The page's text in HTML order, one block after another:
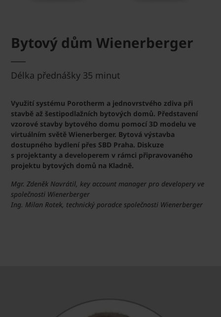
Bytový dům Wienerberger
Délka přednášky 35 minut
Využití systému Porotherm a jednovrstvého zdiva při
stavbě až šestipodlažních bytových domů. Představení
vzorové stavby bytového domu pomocí 3D modelu ve
virtuálním světě Wienerberger. Bytová výstavba
dostupného bydlení přes SBD Praha. Diskuze
s projektanty a developerem v rámci připravovaného
projektu bytových domů na Kladně.
Mgr. Zdeněk Navrátil, key account manager pro developery ve
společnosti Wienerberger
Ing. Milan Rotek, technický poradce společnosti Wienerberger